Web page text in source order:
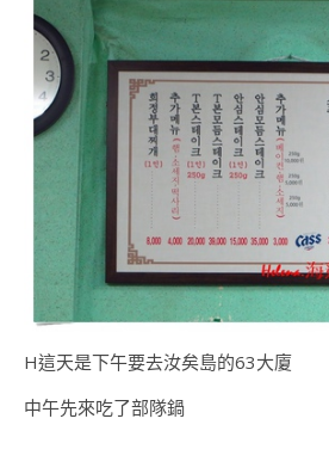
H這天是下午要去汝矣島的63大廈
中午先來吃了部隊鍋